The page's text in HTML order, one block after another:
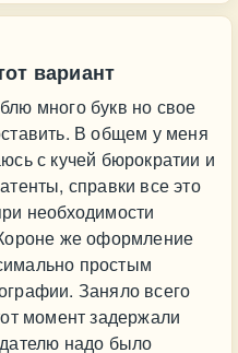
вариант
много букв но свое
В общем у меня
с кучей бюрократии и
справки все это
необходимости
же оформление
простым
Заняло всего
момент задержали
надо было